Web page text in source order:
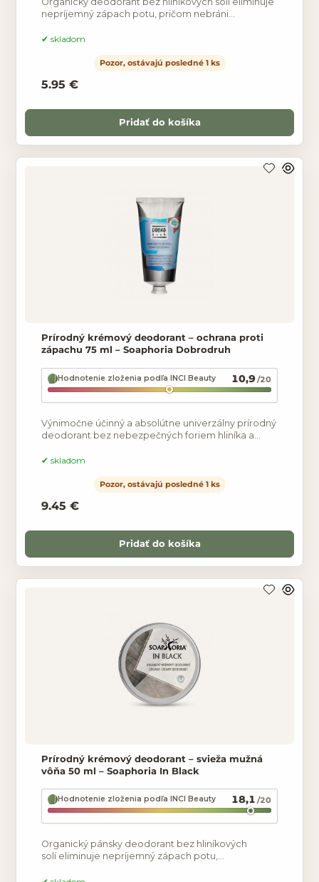
nepríjemný zápach potu, pričom nebráni
Nezabraňuje
skladom
Pozor, ostávajú posledné 1 ks
5.95 €
Pridať do košíka
Prírodný krémový deodorant – ochrana proti
zápachu 75 ml – Soaphoria Dobrodruh
Hodnotenie zloženia podľa INCI Beauty 10,9/20
Výnimočne účinný a absolútne univerzálny prírodný
deodorant bez nebezpečných foriem hliníka a
delikátnej
skladom
Pozor, ostávajú posledné 1 ks
9.45 €
Pridať do košíka
Prírodný krémový deodorant – svieža mužná
vôňa 50 ml – Soaphoria In Black
Hodnotenie zloženia podľa INCI Beauty 18,1 /20
Organický pánsky deodorant bez hliníkových
solí eliminuje nepríjemný zápach potu,